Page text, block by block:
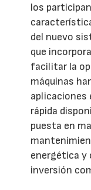
los
del nuevo
que
facilitar la
máquinas
aplicaciones
rápida
puesta en
energética
inversión